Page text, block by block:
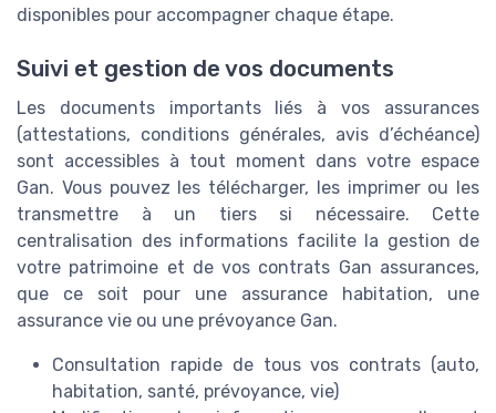
disponibles pour accompagner chaque étape.
Suivi et gestion de vos documents
Les documents importants liés à vos assurances
(attestations, conditions générales, avis d’échéance)
sont accessibles à tout moment dans votre espace
Gan. Vous pouvez les télécharger, les imprimer ou les
transmettre à un tiers si nécessaire. Cette
centralisation des informations facilite la gestion de
votre patrimoine et de vos contrats Gan assurances,
que ce soit pour une assurance habitation, une
assurance vie ou une prévoyance Gan.
Consultation rapide de tous vos contrats (auto,
habitation, santé, prévoyance, vie)